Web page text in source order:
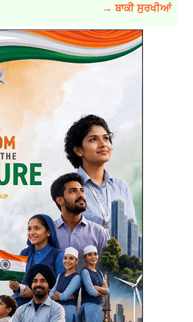
→ ਬਾਕੀ ਸੁਰਖੀਆਂ